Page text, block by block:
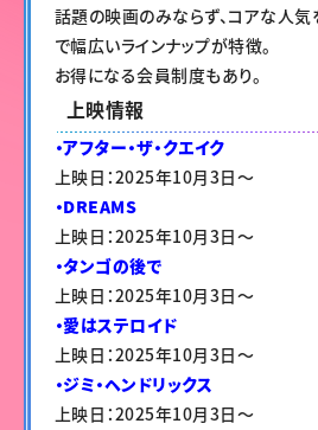
話題の映画のみならず、コアな人
で幅広いラインナップが特徴。
お得になる会員制度もあり。
上映情報
・アフター・ザ・クエイク
上映日：2025年10月3日〜
・DREAMS
上映日：2025年10月3日〜
・タンゴの後で
上映日：2025年10月3日〜
・愛はステロイド
上映日：2025年10月3日〜
・ジミ・ヘンドリックス
上映日：2025年10月3日〜